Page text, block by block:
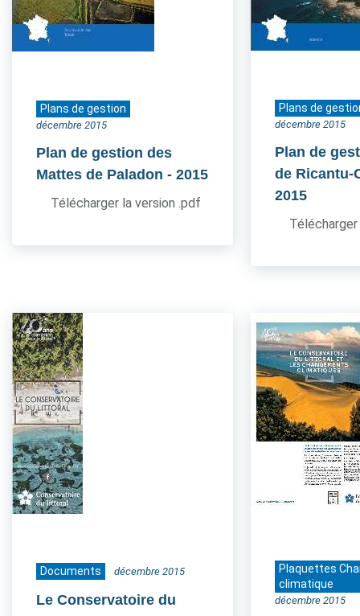
Plans de gestion
décembre 2015
Plan de gestion des
Mattes de Paladon - 2015
Télécharger la version .pdf
Plans de
décembre 2015
Plan de
de Ricantu-
2015
Documents décembre 2015
Le Conservatoire du
Plaquettes
climatique
décembre 2015